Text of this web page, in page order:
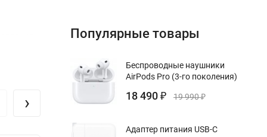
8K
›
Популярные товары
Беспроводные наушники
AirPods Pro (3-го поколения)
18 490 ₽ 19 990₽
Адаптер питания USB-C